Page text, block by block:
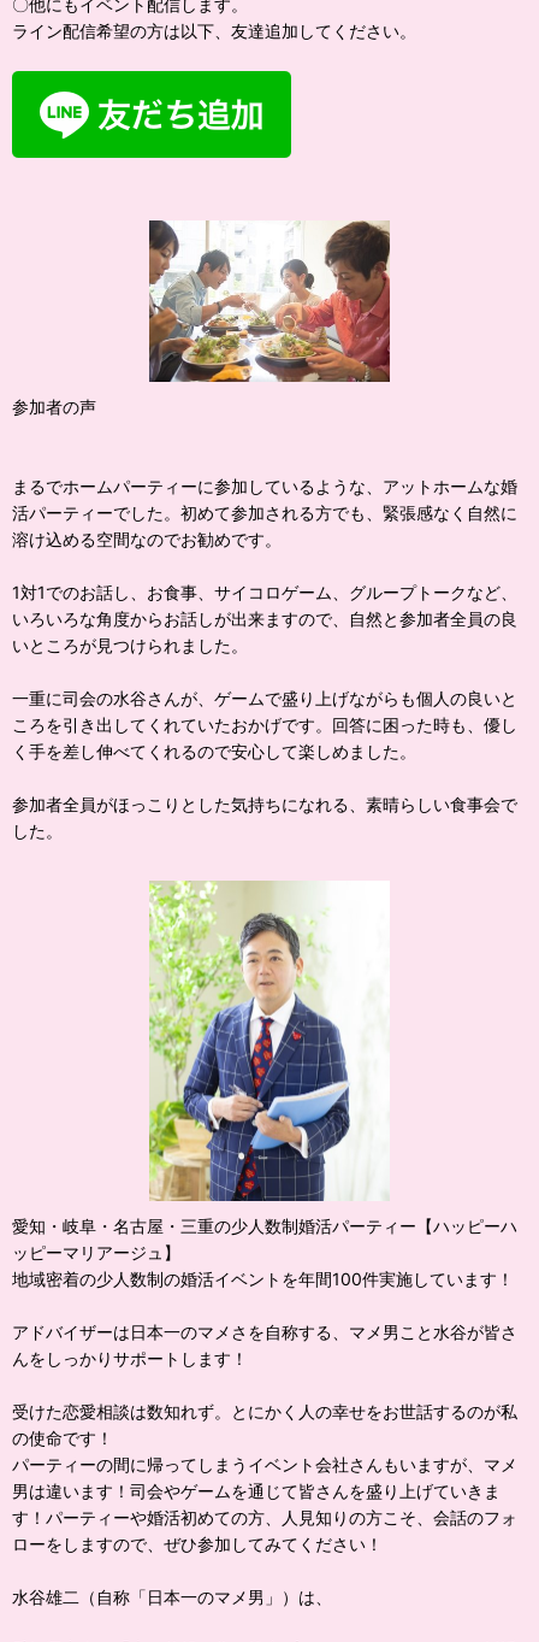
〇他にもイベント配信します。
ライン配信希望の方は以下、友達追加してください。
参加者の声
まるでホームパーティーに参加しているような、アットホームな婚
活パーティーでした。初めて参加される方でも、緊張感なく自然に
溶け込める空間なのでお勧めです。
1対1でのお話し、お食事、サイコロゲーム、グループトークなど、
いろいろな角度からお話しが出来ますので、自然と参加者全員の良
いところが見つけられました。
一重に司会の水谷さんが、ゲームで盛り上げながらも個人の良いと
ころを引き出してくれていたおかげです。回答に困った時も、優し
く手を差し伸べてくれるので安心して楽しめました。
参加者全員がほっこりとした気持ちになれる、素晴らしい食事会で
した。
愛知・岐阜・名古屋・三重の少人数制婚活パーティー【ハッピーハ
ッピーマリアージュ】
地域密着の少人数制の婚活イベントを年間100件実施しています！
アドバイザーは日本一のマメさを自称する、マメ男こと水谷が皆さ
んをしっかりサポートします！
受けた恋愛相談は数知れず。とにかく人の幸せをお世話するのが私
の使命です！
パーティーの間に帰ってしまうイベント会社さんもいますが、マメ
男は違います！司会やゲームを通じて皆さんを盛り上げていきま
す！パーティーや婚活初めての方、人見知りの方こそ、会話のフォ
ローをしますので、ぜひ参加してみてください！
水谷雄二（自称「日本一のマメ男」）は、